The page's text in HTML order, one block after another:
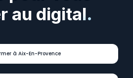
au digital.
à Aix-En-Provence